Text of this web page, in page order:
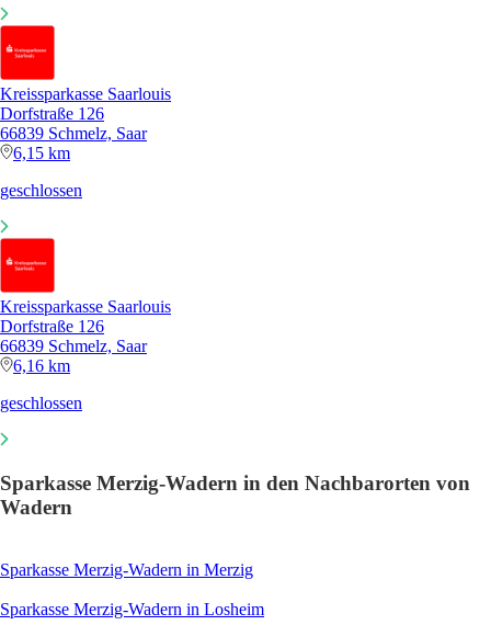
Kreissparkasse Saarlouis
Dorfstraße 126
66839 Schmelz, Saar
6,15 km
geschlossen
Kreissparkasse Saarlouis
Dorfstraße 126
66839 Schmelz, Saar
6,16 km
geschlossen
Sparkasse Merzig-Wadern in den Nachbarorten von
Wadern
Sparkasse Merzig-Wadern in Merzig
Sparkasse Merzig-Wadern in Losheim